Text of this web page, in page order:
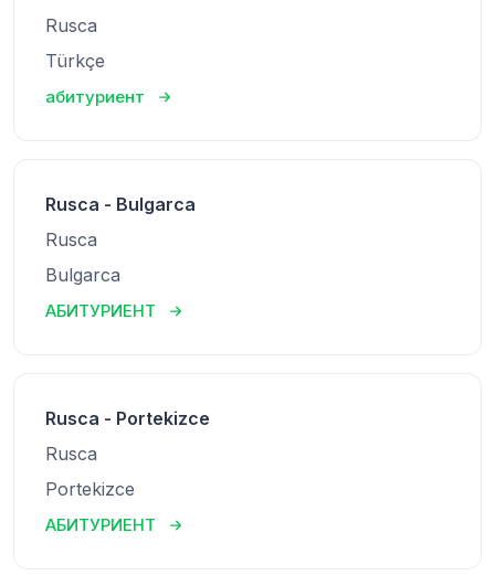
Rusca
Türkçe
абитуриент
Rusca - Bulgarca
Rusca
Bulgarca
АБИТУРИЕНТ
Rusca - Portekizce
Rusca
Portekizce
АБИТУРИЕНТ